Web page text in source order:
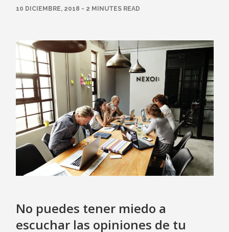
10 DICIEMBRE, 2018 - 2 MINUTES READ
No puedes tener miedo a
escuchar las opiniones de tu